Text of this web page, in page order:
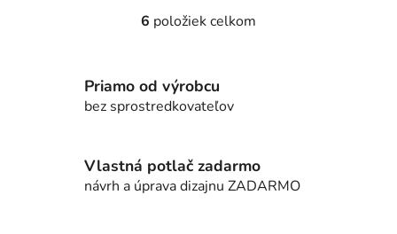
O
á
d
i
e
6 položiek celkom
Priamo od výrobcu
bez sprostredkovateľov
Vlastná potlač zadarmo
návrh a úprava dizajnu ZADARMO